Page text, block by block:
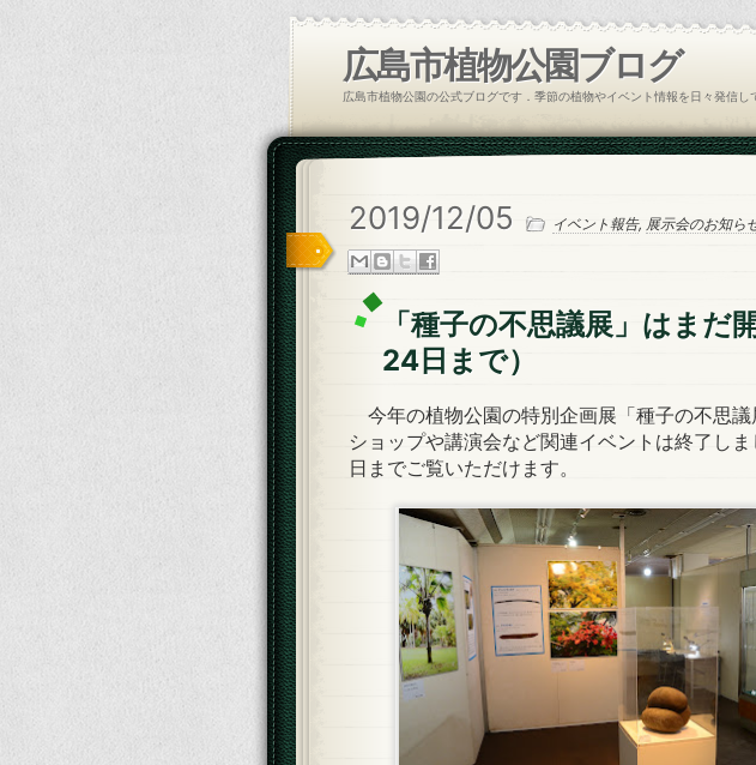
広島市植物公園ブログ
広島市植物公園の公式ブログです．季節の植物やイベント情報を日々発信し
2019/12/05 イベント報告, 展示会のお知ら
「種子の不思議展」はまだ
24日まで）
今年の植物公園の特別企画展「種子の不思議
ショップや講演会など関連イベントは終了し
日までご覧いただけます。